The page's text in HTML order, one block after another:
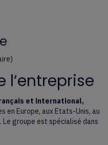
l’entreprise
et international,
en Europe, aux Etats-Unis, au
Le groupe est spécialisé dans